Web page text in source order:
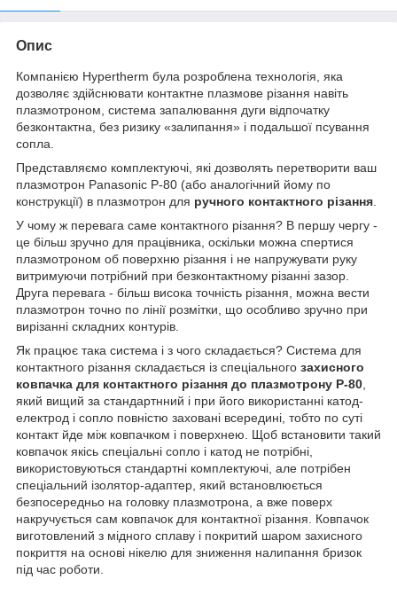
Опис
Компанією Hypertherm була розроблена технологія, яка
дозволяє здійснювати контактне плазмове різання навіть
плазмотроном, система запалювання дуги відпочатку
безконтактна, без ризику «залипання» і подальшої псування
сопла.
Представляємо комплектуючі, які дозволять перетворити ваш
плазмотрон Panasonic P-80 (або аналогічний йому по
конструкції) в плазмотрон для ручного контактного різання
У чому ж перевага саме контактного різання? В першу чергу -
це більш зручно для працівника, оскільки можна спертися
плазмотроном об поверхню різання і не напружувати руку
витримуючи потрібний при безконтактному різанні зазор.
Друга перевага - більш висока точність різання, можна вести
плазмотрон точно по лінії розмітки, що особливо зручно при
вирізанні складних контурів.
Як працює така система і з чого складається? Система для
контактного різання складається із спеціального захисного
ковпачка для контактного різання до плазмотрону P-80
який вищий за стандартнний і при його використанні катод-
електрод і сопло повністю заховані всередині, тобто по суті
контакт йде між ковпачком і поверхнею. Щоб встановити такий
ковпачок якісь спеціальні сопло і катод не потрібні,
використовуються стандартні комплектуючі, але потрібен
спеціальний ізолятор-адаптер, який встановлюється
безпосередньо на головку плазмотрона, а вже поверх
накручується сам ковпачок для контактної різання. Ковпачок
виготовлений з мідного сплаву і покритий шаром захисного
покриття на основі нікелю для зниження налипання бризок
під час роботи.